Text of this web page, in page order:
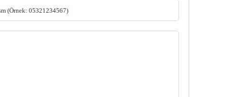
(Örnek: 05321234567)